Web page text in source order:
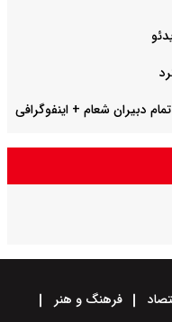
دبیران شعام + اینفوگرافی
کرد + عکس
فرهنگ و هنر